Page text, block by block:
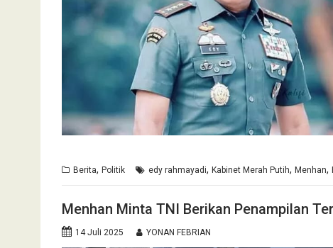
Berita, Politik edy rahmayadi, Kabinet Merah Putih, Menhan,
Menhan Minta TNI Berikan Penampilan
14 Juli 2025 YONAN FEBRIAN